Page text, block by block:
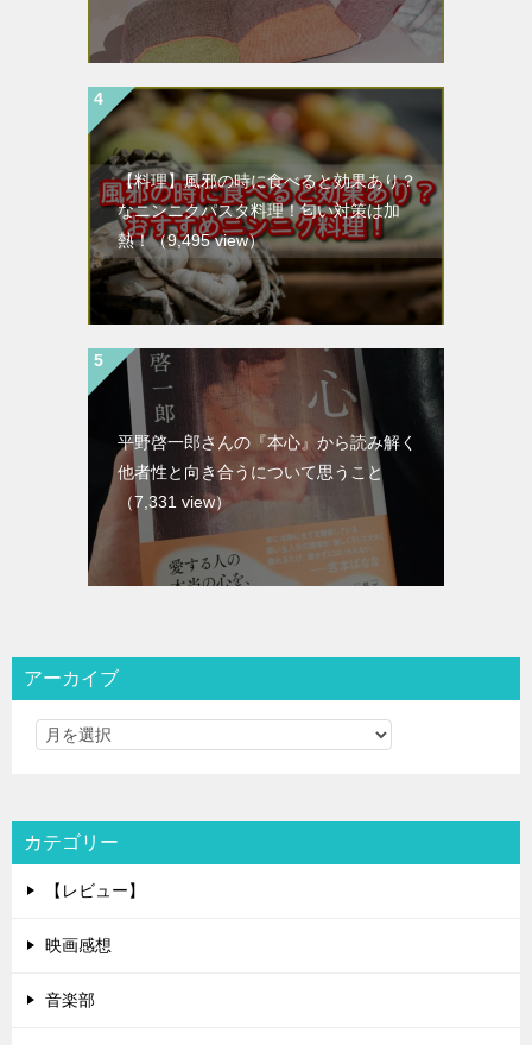
【料理】風邪の時に食べると効果あり？
なニンニクパスタ料理！匂い対策は加
熱！（9,495 view）
平野啓一郎さんの『本心』から読み解く
他者性と向き合うについて思うこと
（7,331 view）
アーカイブ
カテゴリー
【レビュー】
映画感想
音楽部